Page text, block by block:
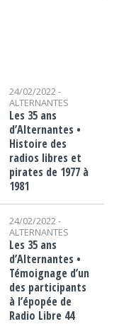
24/02/2022 -
ALTERNANTES
Les 35 ans
d’Alternantes •
Histoire des
radios libres et
pirates de 1977 à
1981
24/02/2022 -
ALTERNANTES
Les 35 ans
d’Alternantes •
Témoignage d’un
des participants
à l’épopée de
Radio Libre 44